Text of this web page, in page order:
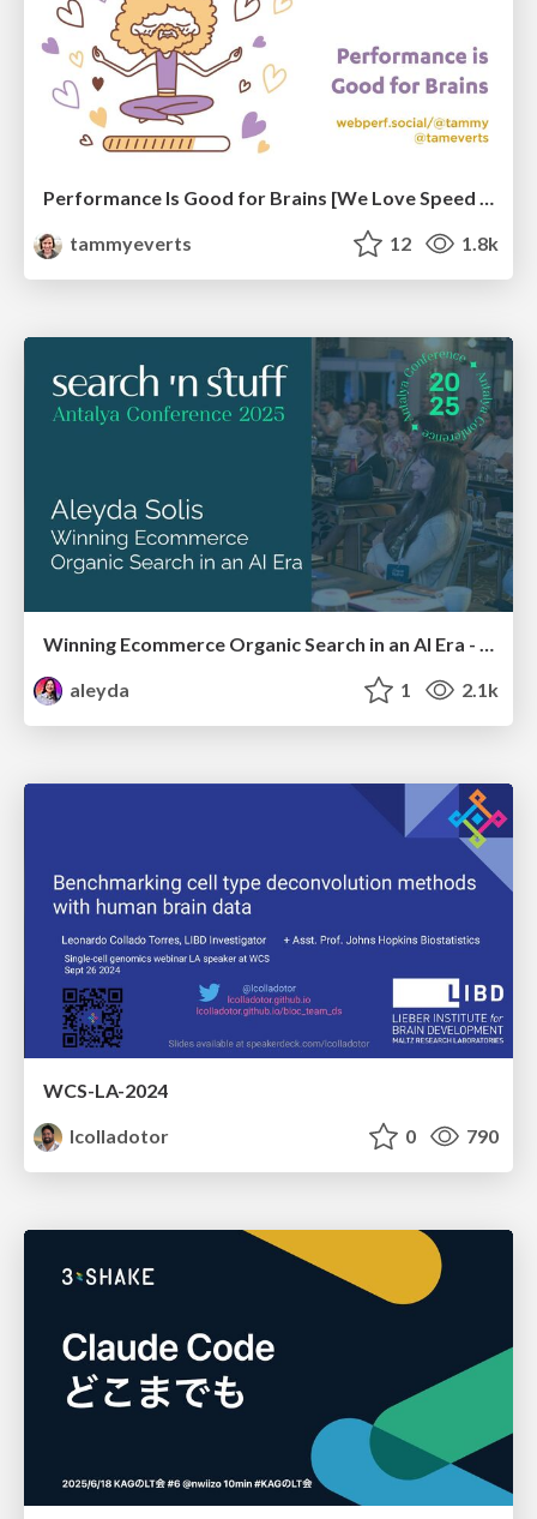
tammyeverts
12 1.8k
Winning Ecommerce Organic Search in an AI Era - #searchnstuff2025
aleyda
1 2.1k
WCS-LA-2024
lcolladotor
0 790